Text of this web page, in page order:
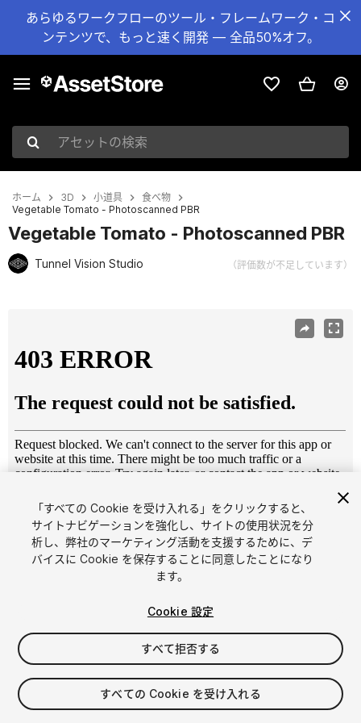
あらゆるワークフローのツール・フレームワーク・コ
ンテンツで、もっと速く開発 — 全品50%オフ。
アセットの検索
ホーム 3D 小道具
食べ物
Vegetable Tomato - Photoscanned PBR
Vegetable Tomato - Photoscanned PBR
Tunnel Vision Studio （評価数が不足しています）
1/ 14
$4.99
消費税は決済時に計算されます
「すべての Cookie を受け入れる」をクリックすると、
サイトナビゲーションを強化し、サイトの使用状況を分
析し、弊社のマーケティング活動を支援するために、デ
バイスに Cookie を保存することに同意したことになり
ます。
Cookie 設定
すべて拒否する
すべての Cookie を受け入れる